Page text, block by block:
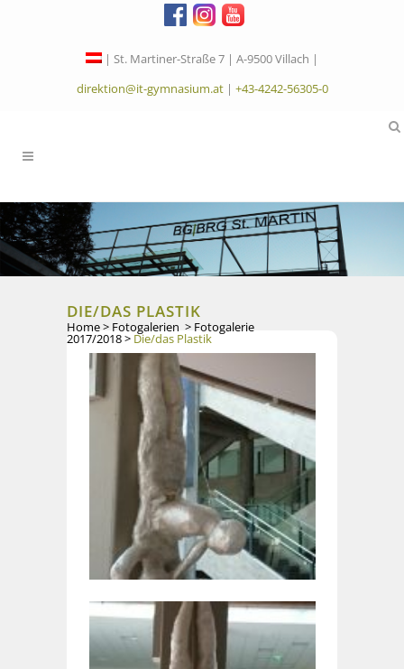
| St. Martiner-Straße 7 | A-9500 Villach |
direktion@it-gymnasium.at| +43-4242-56305-0
DIE/DAS PLASTIK
Home> Fotogalerien > Fotogalerie
2017/2018> Die/das Plastik